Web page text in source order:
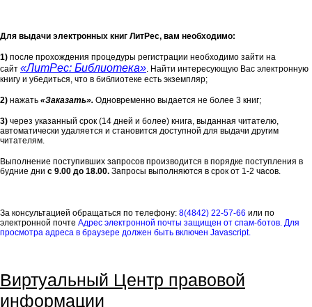
Для выдачи электронных книг ЛитРес, вам необходимо:
1) после прохождения процедуры регистрации необходимо зайти на
сайт «ЛитРес: Библиотека». Найти интересующую Вас электронную
книгу и убедиться, что в библиотеке есть экземпляр;
2) нажать «Заказать». Одновременно выдается не более 3 книг;
3) через указанный срок (14 дней и более) книга, выданная читателю,
автоматически удаляется и становится доступной для выдачи другим
читателям.
Выполнение поступивших запросов производится в порядке поступления в
будние дни с 9.00 до 18.00. Запросы выполняются в срок от 1-2 часов.
За консультацией обращаться по телефону: 8(4842) 22-57-66 или по
электронной почте Адрес электронной почты защищен от спам-ботов. Для
просмотра адреса в браузере должен быть включен Javascript.
Виртуальный Центр правовой
информации